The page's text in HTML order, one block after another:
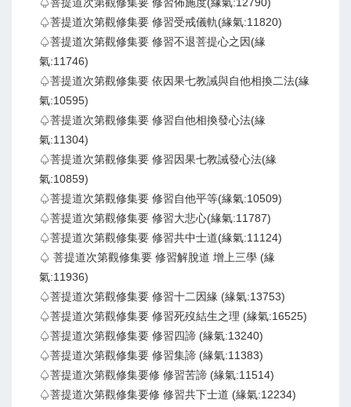
♤菩提道次第觀修集要 修習佈施度(緣氣:12790)
♤菩提道次第觀修集要 修習受戒儀軌(緣氣:11820)
♤菩提道次第觀修集要 修習不退菩提心之因(緣
氣:11746)
♤菩提道次第觀修集要 依因果七教誡與自他相換二法(緣
氣:10595)
♤菩提道次第觀修集要 修習自他相換發心法(緣
氣:11304)
♤菩提道次第觀修集要 修習因果七教誡發心法(緣
氣:10859)
♤菩提道次第觀修集要 修習自他平等(緣氣:10509)
♤菩提道次第觀修集要 修習大悲心(緣氣:11787)
♤菩提道次第觀修集要 修習共中士道(緣氣:11124)
♤ 菩提道次第觀修集要 修習解脫道 增上三學 (緣
氣:11936)
♤菩提道次第觀修集要 修習十二因緣 (緣氣:13753)
♤菩提道次第觀修集要 修習死歿結生之理 (緣氣:16525)
♤菩提道次第觀修集要 修習四諦 (緣氣:13240)
♤菩提道次第觀修集要 修習集諦 (緣氣:11383)
♤菩提道次第觀修集要修 修習苦諦 (緣氣:11514)
♤菩提道次第觀修集要修 修習共下士道 (緣氣:12234)